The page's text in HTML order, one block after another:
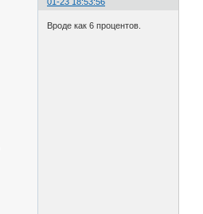
01-23 18:53:56
Вроде как 6 процентов.